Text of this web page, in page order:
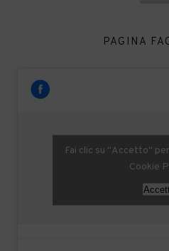
PAGINA
Fai clic su "Accetto"
Cookie